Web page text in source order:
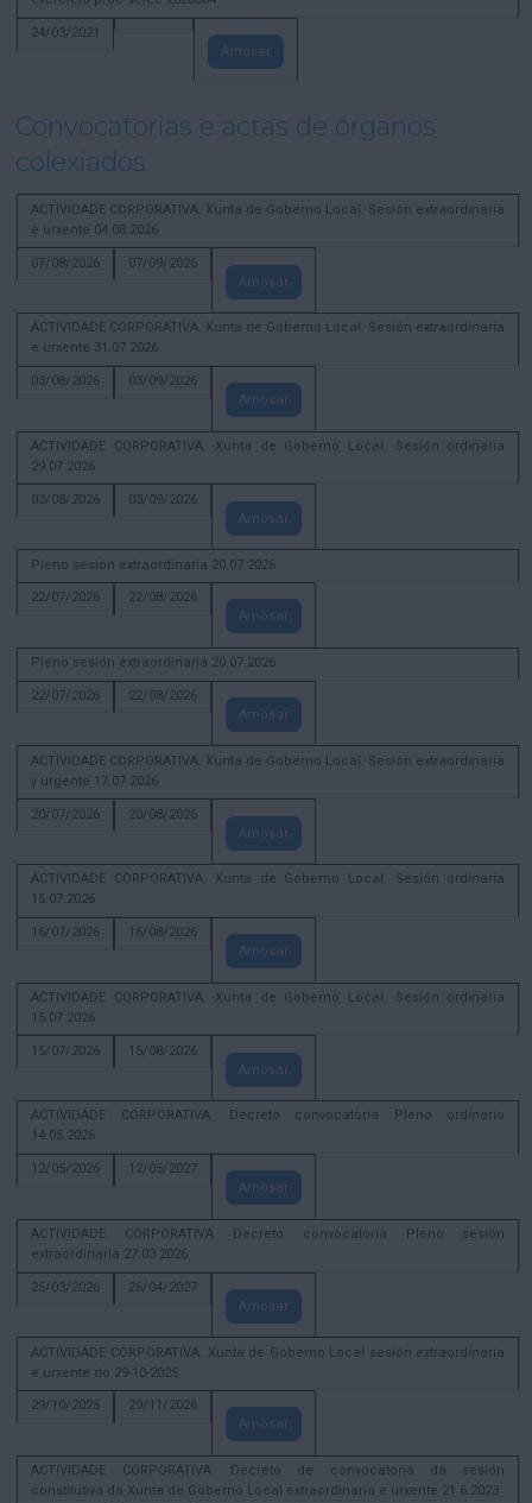
24/03/2021
Amosar
Convocatorias e actas de órganos
colexiados
ACTIVIDADE CORPORATIVA. Xunta de Goberno Local. Sesión extraordinaria
e urxente 04.08.2026
07/08/2026
07/09/2026
Amosar
ACTIVIDADE CORPORATIVA. Xunta de Goberno Local. Sesión extraordinaria
e urxente 31.07.2026
03/08/2026
03/09/2026
Amosar
ACTIVIDADE CORPORATIVA. Xunta de Goberno Local. Sesión ordinaria
29.07.2026
03/08/2026
03/09/2026
Amosar
Pleno sesión extraordinaria 20.07.2026
22/07/2026
22/08/2026
Amosar
Pleno sesión extraordinaria 20.07.2026
22/07/2026
22/08/2026
Amosar
ACTIVIDADE CORPORATIVA. Xunta de Goberno Local. Sesión extraordinaria
y urgente 17.07.2026
20/07/2026
20/08/2026
Amosar
ACTIVIDADE CORPORATIVA. Xunta de Goberno Local. Sesión ordinaria
15.07.2026
16/07/2026
16/08/2026
Amosar
ACTIVIDADE CORPORATIVA. Xunta de Goberno Local. Sesión ordinaria
15.07.2026
15/07/2026
15/08/2026
Amosar
ACTIVIDADE CORPORATIVA. Decreto convocatoria Pleno ordinario
14.05.2026
12/05/2026
12/05/2027
Amosar
ACTIVIDADE CORPORATIVA Decreto convocatoria Pleno sesión
extraordinaria 27.03.2026
25/03/2026
26/04/2027
Amosar
ACTIVIDADE CORPORATIVA. Xunta de Goberno Local sesión extraordinaria
e urxente do 29-10-2025
29/10/2025
29/11/2026
Amosar
ACTIVIDADE CORPORATIVA. Decreto de convocatoria da sesión
constitutiva da Xunta de Goberno Local extraordinaria e urxente 21.6.2023